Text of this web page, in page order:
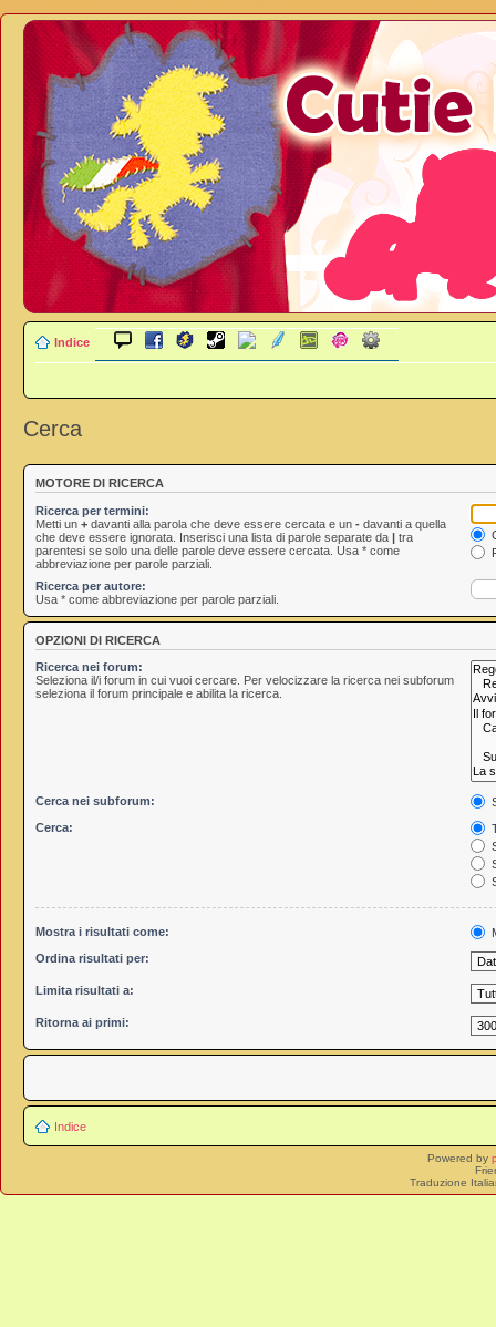
Indice
Cerca
MOTORE DI RICERCA
Ricerca per termini:
Metti un + davanti alla parola che deve essere cercata e un - davanti a quella
che deve essere ignorata. Inserisci una lista di parole separate da | tra
parentesi se solo una delle parole deve essere cercata. Usa * come
abbreviazione per parole parziali.
Ricerca per autore:
Usa * come abbreviazione per parole parziali.
OPZIONI DI RICERCA
Ricerca nei forum:
Seleziona il/i forum in cui vuoi cercare. Per velocizzare la ricerca nei subforum
seleziona il forum principale e abilita la ricerca.
Cerca nei subforum:
Cerca:
Mostra i risultati come:
Ordina risultati per:
Limita risultati a:
Ritorna ai primi:
Indice
Powered by
Traduzione